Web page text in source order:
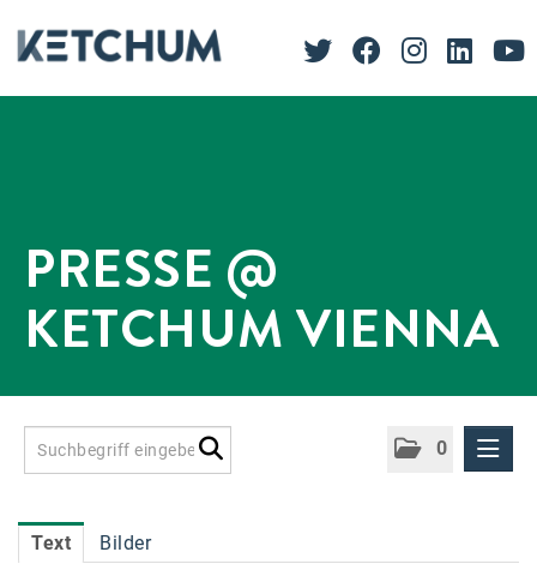
PRESSE @
KETCHUM VIENNA
0
Accessiway
Text Bilder